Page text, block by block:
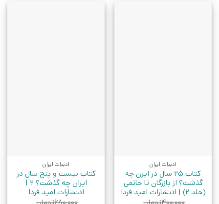
ادبیات ایران
کتاب 25 سال در ایرن چه
گذشت؟ از بازرگان تا خاتمی
(جلد 2) | انتشارات امید فردا
ادبیات ایران
کتاب بیست و پنج سال در
ایران چه گذشت؟ 2 |
انتشارات امید فردا